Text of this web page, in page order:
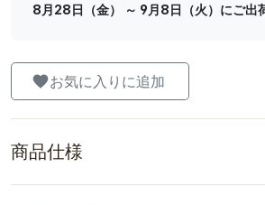
8月28日（金） ～ 9月8日（火）にご出
お気に入りに追加
商品仕様